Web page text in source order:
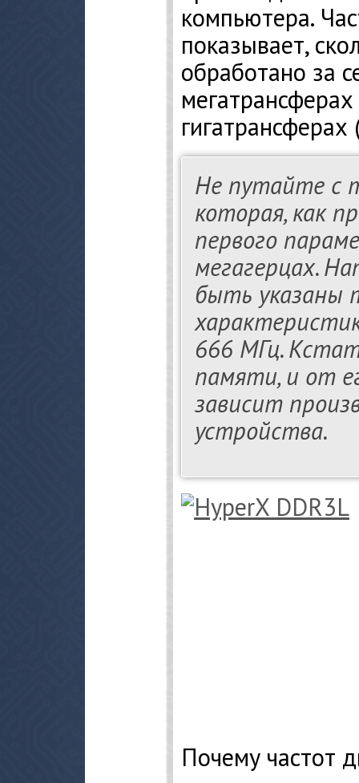
компьютера.
показывает,
обработано за
гигатрансферах
Не путайте с
которая, как
первого
мегагерцах.
быть указаны
666 МГц.
памяти, и от
зависит
устройства.
Почему частот